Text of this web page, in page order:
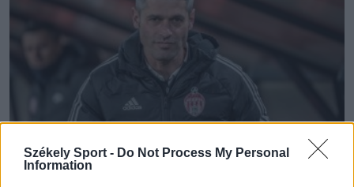
Székely Sport - Do Not Process My Personal
Information